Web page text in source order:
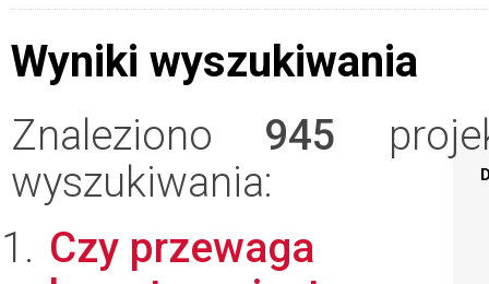
Wyniki wyszukiwania
Znaleziono 945
wyszukiwania:
Czy przewaga